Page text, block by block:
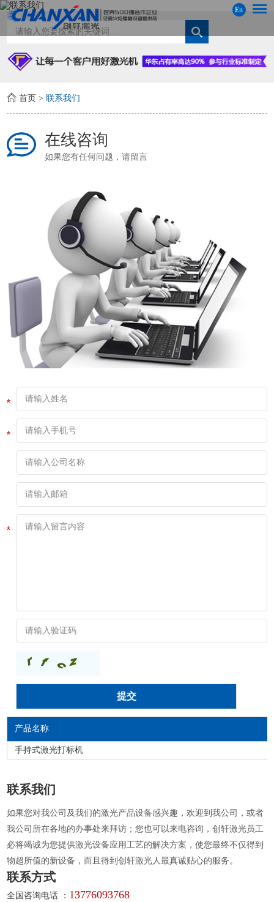
En
首页 >联系我们
在线咨询
如果您有任何问题，请留言
产品名称
手持式激光打标机
联系我们
如果您对我公司及我们的激光产品设备感兴趣，欢迎到我公司，或者
我公司所在各地的办事处来拜访；您也可以来电咨询，创轩激光员工
必将竭诚为您提供激光设备应用工艺的解决方案，使您最终不仅得到
物超所值的新设备，而且得到创轩激光人最真诚贴心的服务。
联系方式
全国咨询电话 ： 13776093768